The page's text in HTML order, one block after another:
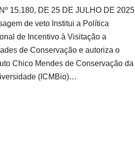
15.180, DE 25 DE JULHO DE 2025
de veto Institui a Política
de Incentivo à Visitação a
de Conservação e autoriza o
Chico Mendes de Conservação da
(ICMBio)…